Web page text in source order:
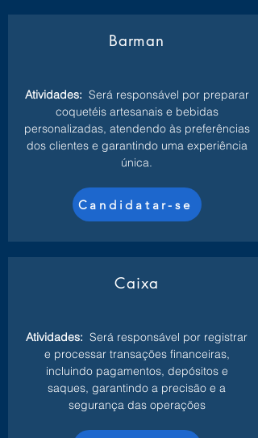
Barman
Atividades: Será responsável por preparar
coquetéis artesanais e bebidas
personalizadas, atendendo às preferências
dos clientes e garantindo uma experiência
única.
Candidatar-se
Caixa
Atividades: Será responsável por registrar
e processar transações financeiras,
incluindo pagamentos, depósitos e
saques, garantindo a precisão e a
segurança das operações